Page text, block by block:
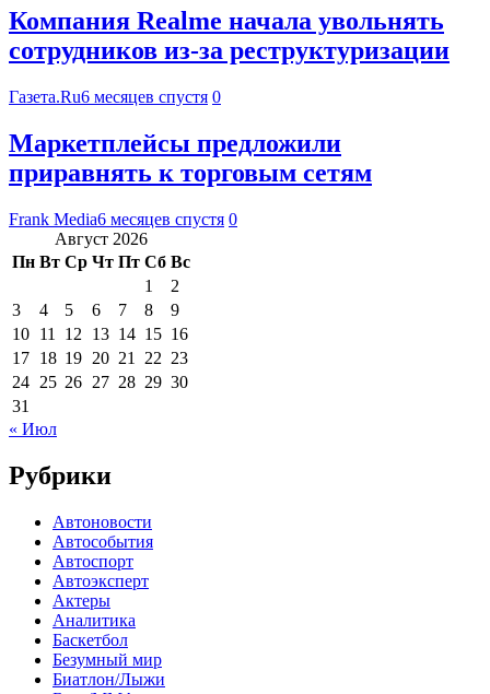
Компания Realme начала увольнять
сотрудников из-за реструктуризации
Газета.Ru6 месяцев спустя 0
Маркетплейсы предложили
приравнять к торговым сетям
Frank Media6 месяцев спустя 0
Август 2026
Пн Вт Ср Чт Пт Сб Вс
1
2
3
4 5 6 7 8
9
10 11 12 13 14 15 16
17 18 19 20 21 22 23
24 25 26 27 28 29 30
31
« Июл
Рубрики
Автоновости
Автособытия
Автоспорт
Автоэксперт
Актеры
Аналитика
Баскетбол
Безумный мир
Биатлон/Лыжи